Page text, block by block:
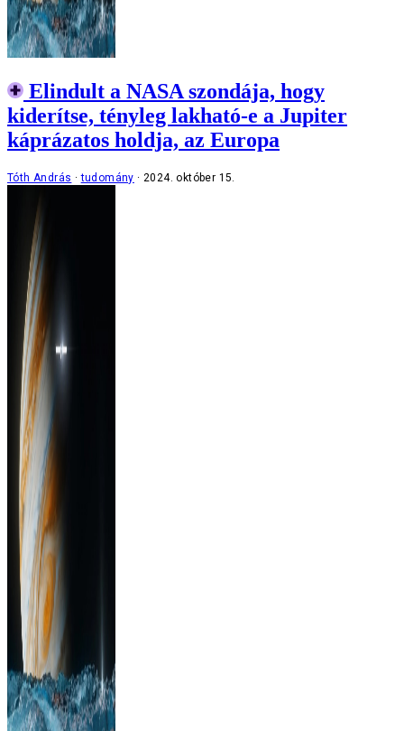
Elindult a NASA szondája, hogy
kiderítse, tényleg lakható-e a Jupiter
káprázatos holdja, az Europa
Tóth András tudomány 2024. október 15.